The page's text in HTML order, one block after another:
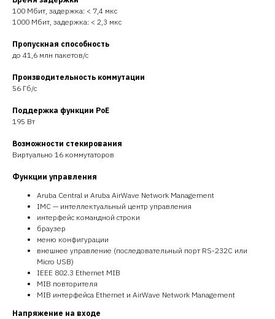
100 Мбит, задержка: < 7,4 мкс
1000 Мбит, задержка: < 2,3 мкс
Пропускная способность
до 41,6 млн пакетов/с
Производительность коммутации
56 Гб/с
Поддержка функции PoE
195 Вт
Возможности стекирования
Виртуально 16 коммутаторов
Функции управления
Aruba Central и Aruba AirWave Network Management
IMC — интеллектуальный центр управления
интерфейс командной строки
браузер
меню конфигурации
внешнее управление (последовательный порт RS-232C или
Micro USB)
IEEE 802.3 Ethernet MIB
MIB повторителя
MIB интерфейса Ethernet и AirWave Network Management
Напряжение на входе